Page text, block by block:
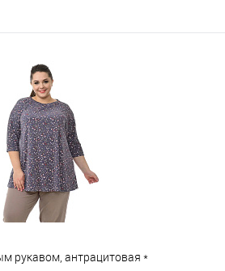
В корзину
рукавом, антрацитовая *